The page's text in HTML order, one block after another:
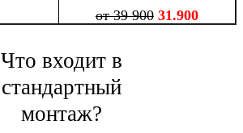
от 39 90031.900
Что входит в
стандартный
монтаж?